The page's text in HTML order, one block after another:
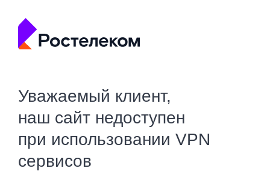
Уважаемый клиент,
наш сайт недоступен
при использовании VPN
сервисов